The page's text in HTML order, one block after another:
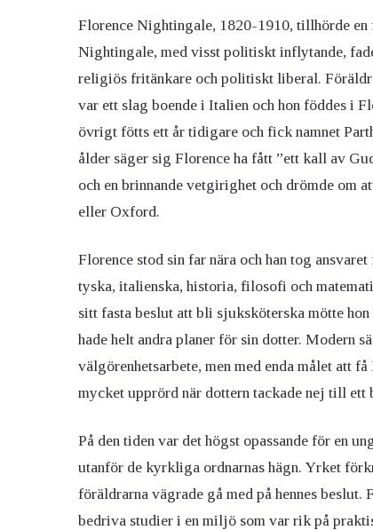
Florence Nightingale, 1820-1910, tillhörde
Nightingale, med visst politiskt inflytande,
religiös fritänkare och politiskt liberal.
var ett slag boende i Italien och hon föddes i
övrigt fötts ett år tidigare och fick namnet
ålder säger sig Florence ha fått ”ett kall av
och en brinnande vetgirighet och drömde om
eller Oxford.
Florence stod sin far nära och han tog
tyska, italienska, historia, filosofi och
sitt fasta beslut att bli sjuksköterska mötte
hade helt andra planer för sin dotter. Modern
välgörenhetsarbete, men med enda målet att
mycket upprörd när dottern tackade nej till ett
På den tiden var det högst opassande för en
utanför de kyrkliga ordnarnas hägn. Yrket
föräldrarna vägrade gå med på hennes
bedriva studier i en miljö som var rik på